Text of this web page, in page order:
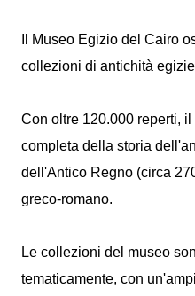
Il Museo Egizio del Cairo
collezioni di antichità
Con oltre 120.000 reperti,
completa della storia
dell'Antico Regno (circa
greco-romano.
Le collezioni del museo
tematicamente, con